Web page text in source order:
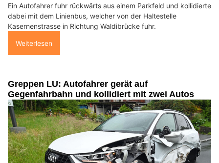
Ein Autofahrer fuhr rückwärts aus einem Parkfeld und kollidierte
dabei mit dem Linienbus, welcher von der Haltestelle
Kasernenstrasse in Richtung Waldibrücke fuhr.
Weiterlesen
Greppen LU: Autofahrer gerät auf
Gegenfahrbahn und kollidiert mit zwei Autos